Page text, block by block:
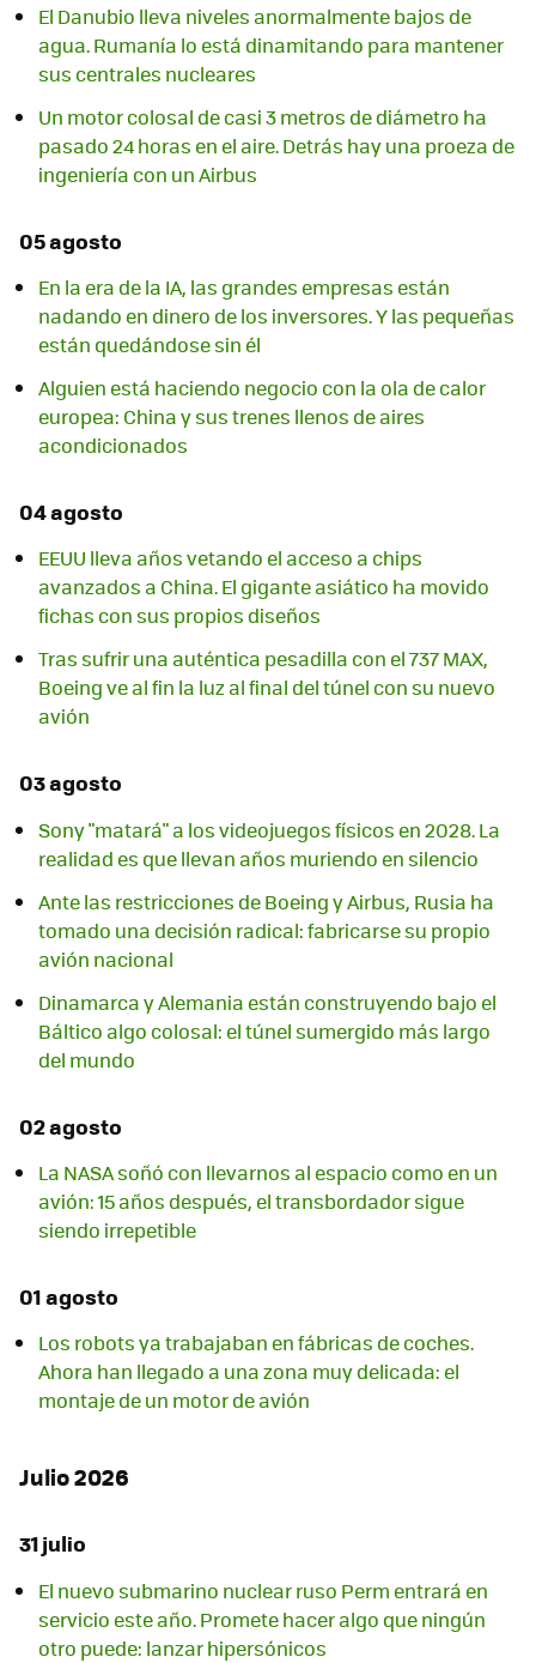
El Danubio lleva niveles anormalmente bajos de
agua. Rumanía lo está dinamitando para mantener
sus centrales nucleares
Un motor colosal de casi 3 metros de diámetro ha
pasado 24 horas en el aire. Detrás hay una proeza de
ingeniería con un Airbus
05 agosto
En la era de la IA, las grandes empresas están
nadando en dinero de los inversores. Y las pequeñas
están quedándose sin él
Alguien está haciendo negocio con la ola de calor
europea: China y sus trenes llenos de aires
acondicionados
04 agosto
EEUU lleva años vetando el acceso a chips
avanzados a China. El gigante asiático ha movido
fichas con sus propios diseños
Tras sufrir una auténtica pesadilla con el 737 MAX,
Boeing ve al fin la luz al final del túnel con su nuevo
avión
03 agosto
Sony "matará" a los videojuegos físicos en 2028. La
realidad es que llevan años muriendo en silencio
Ante las restricciones de Boeing y Airbus, Rusia ha
tomado una decisión radical: fabricarse su propio
avión nacional
Dinamarca y Alemania están construyendo bajo el
Báltico algo colosal: el túnel sumergido más largo
del mundo
02 agosto
La NASA soñó con llevarnos al espacio como en un
avión: 15 años después, el transbordador sigue
siendo irrepetible
01 agosto
Los robots ya trabajaban en fábricas de coches.
Ahora han llegado a una zona muy delicada: el
montaje de un motor de avión
Julio 2026
31 julio
El nuevo submarino nuclear ruso Perm entrará en
servicio este año. Promete hacer algo que ningún
otro puede: lanzar hipersónicos